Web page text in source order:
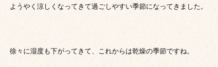
ようやく涼しくなってきて過ごしやすい季節になってきました。
徐々に湿度も下がってきて、これからは乾燥の季節ですね。